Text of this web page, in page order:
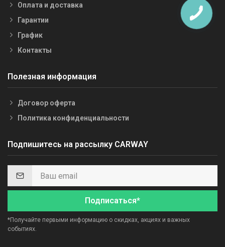
Оплата и доставка
Гарантии
График
Контакты
Полезная информация
Договор оферта
Политика конфиденциальности
Подпишитесь на рассылку CARWAY
Подписаться*
*Получайте первыми информацию о скидках, акциях и важных
событиях.